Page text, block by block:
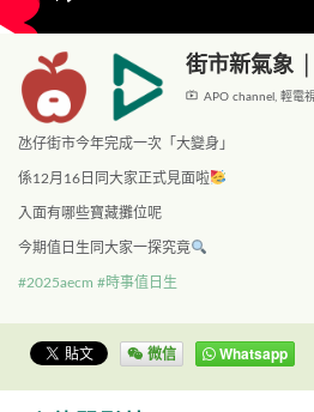
街市新氣象
live_tv APO channel , 輕電
氹仔街市今年完成一次「大變身」
係12月16日同大家正式見面啦
入面有哪些寶藏攤位呢
今期值日生同大家一探究竟
#2025aecm #時事值日生
微信 Whatsapp